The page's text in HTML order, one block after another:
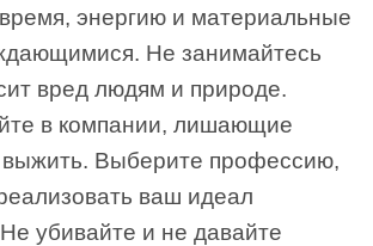
энергию и материальные
Не занимайтесь
вред людям и природе.
в компании, лишающие
выжить. Выберите профессию,
ваш идеал
убивайте и не давайте